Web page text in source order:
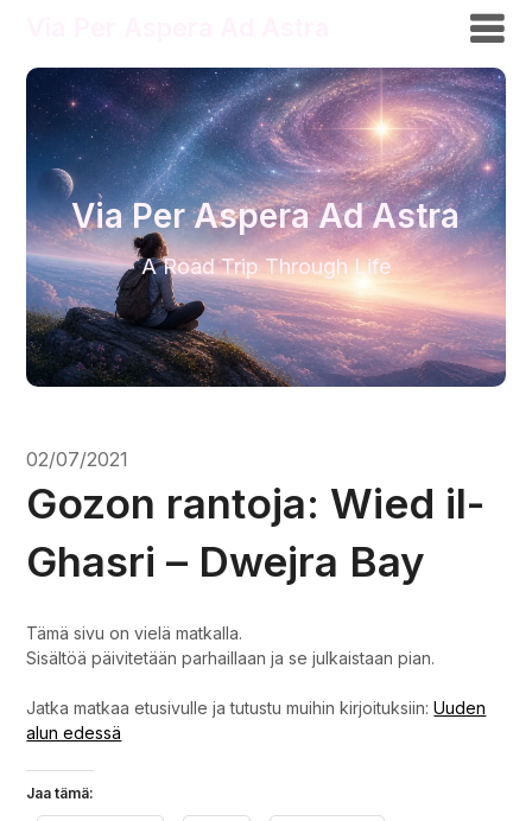
Via Per Aspera Ad Astra
A Road Trip Through Life
02/07/2021
Gozon rantoja: Wied il-
Ghasri – Dwejra Bay
Tämä sivu on vielä matkalla.
Sisältöä päivitetään parhaillaan ja se julkaistaan pian.
Jatka matkaa etusivulle ja tutustu muihin kirjoituksiin:Uuden
alun edessä
Jaa tämä: